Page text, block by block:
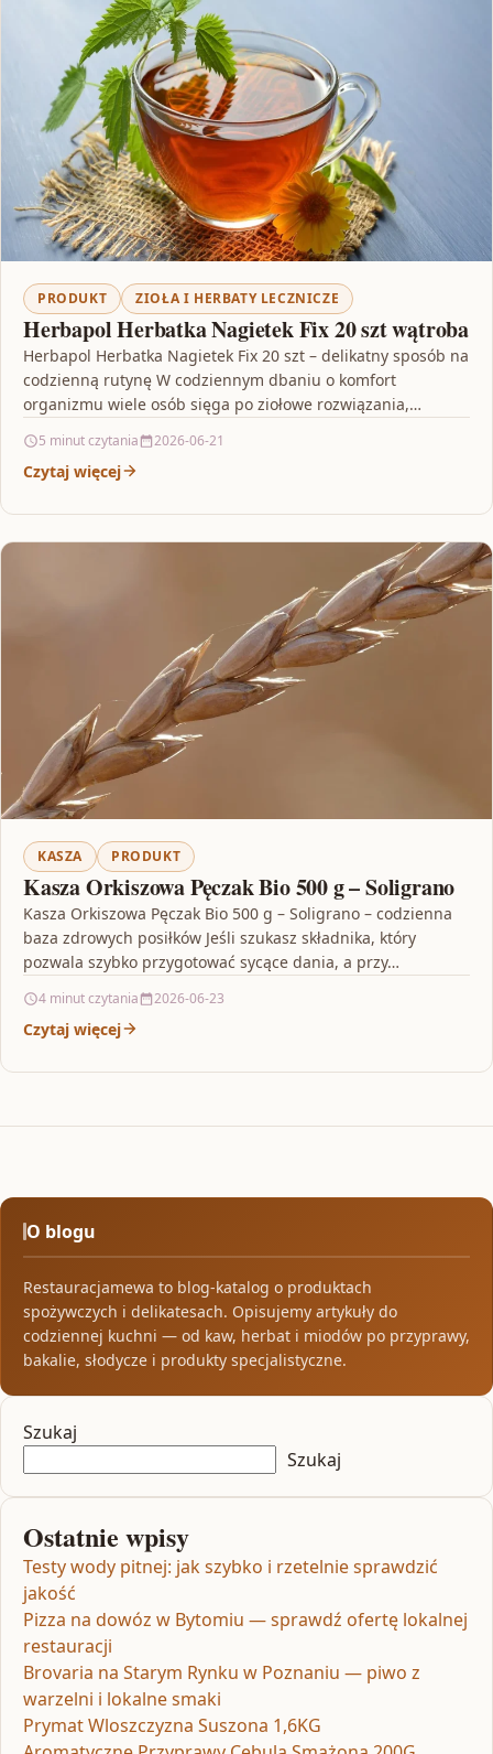
PRODUKT ZIOŁA I HERBATY LECZNICZE
Herbapol Herbatka Nagietek Fix 20 szt wątroba
Herbapol Herbatka Nagietek Fix 20 szt – delikatny sposób na
codzienną rutynę W codziennym dbaniu o komfort
organizmu wiele osób sięga po ziołowe rozwiązania,…
5 minut czytania 2026-06-21
Czytaj więcej
KASZA PRODUKT
Kasza Orkiszowa Pęczak Bio 500 g – Soligrano
Kasza Orkiszowa Pęczak Bio 500 g – Soligrano – codzienna
baza zdrowych posiłków Jeśli szukasz składnika, który
pozwala szybko przygotować sycące dania, a przy…
4 minut czytania 2026-06-23
Czytaj więcej
O blogu
Restauracjamewa to blog-katalog o produktach
spożywczych i delikatesach. Opisujemy artykuły do
codziennej kuchni — od kaw, herbat i miodów po przyprawy,
bakalie, słodycze i produkty specjalistyczne.
Szukaj
Szukaj
Ostatnie wpisy
Testy wody pitnej: jak szybko i rzetelnie sprawdzić
jakość
Pizza na dowóz w Bytomiu — sprawdź ofertę lokalnej
restauracji
Brovaria na Starym Rynku w Poznaniu — piwo z
warzelni i lokalne smaki
Prymat Wloszczyzna Suszona 1,6KG